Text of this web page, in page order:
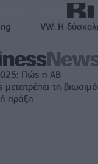
VW: Η
Πώς η ΑΒ
τη
πράξη